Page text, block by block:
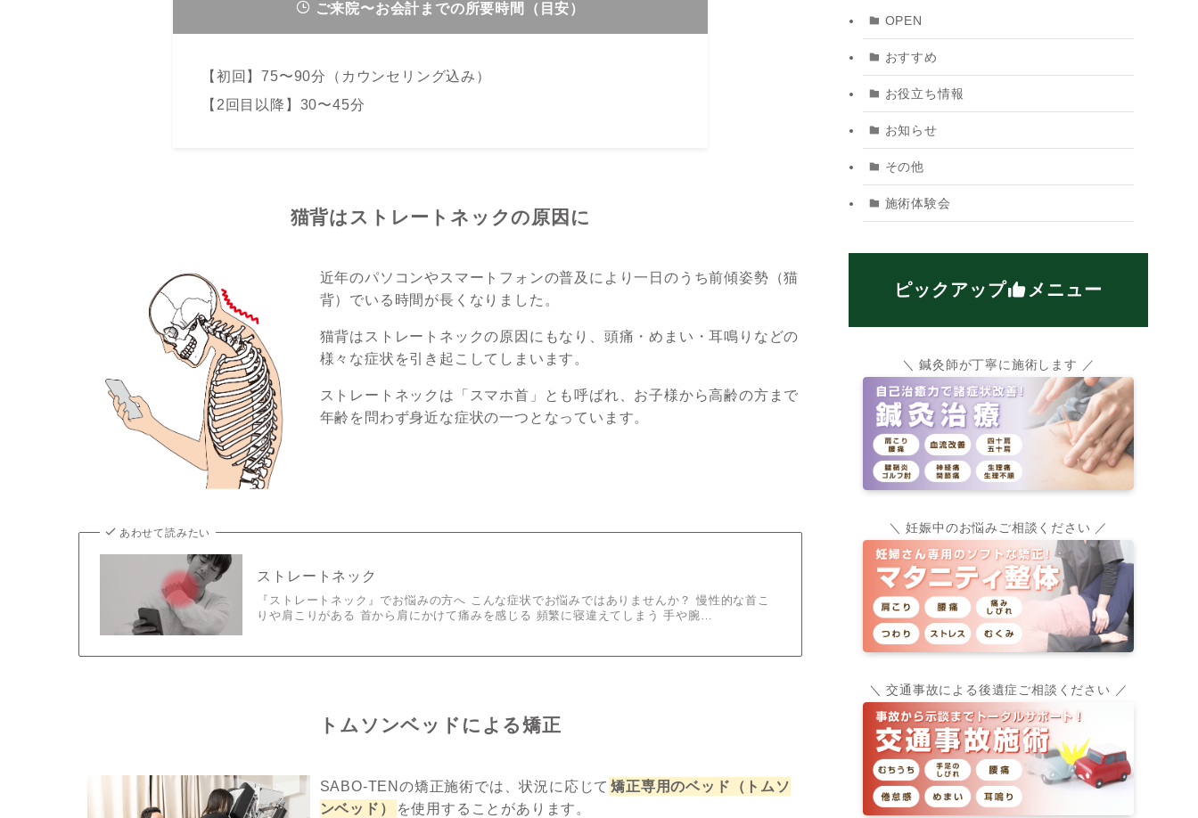
ご来院〜お会計までの所要時間（目安）
【初回】75〜90分（カウンセリング込み）
【2回目以降】30〜45分
猫背はストレートネックの原因に
近年のパソコンやスマートフォンの普及により一日のうち前傾姿勢（猫
背）でいる時間が長くなりました。
猫背はストレートネックの原因にもなり、頭痛・めまい・耳鳴りなどの
様々な症状を引き起こしてしまいます。
ストレートネックは「スマホ首」とも呼ばれ、お子様から高齢の方まで
年齢を問わず身近な症状の一つとなっています。
あわせて読みたい
ストレートネック
『ストレートネック』でお悩みの方へ こんな症状でお悩みではありませんか？ 慢性的な首こ
りや肩こりがある 首から肩にかけて痛みを感じる 頻繁に寝違えてしまう 手や腕…
トムソンベッドによる矯正
SABO-TENの矯正施術では、状況に応じて 矯正専用のベッド（トムソ
ンベッド）
を使用することがあります。
OPEN
おすすめ
お役立ち情報
お知らせ
その他
施術体験会
ピックアップ メニュー
＼ 鍼灸師が丁寧に施術します ／
＼ 妊娠中のお悩みご相談ください ／
＼ 交通事故による後遺症ご相談ください ／